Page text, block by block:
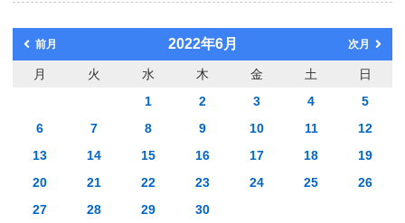
前月 2022年6月 次月
月 火 水 木 金 土
日
1
2 3 4
5
6
7 8 9 10 11
12
13
14 15 16 17 18
19
20
21 22 23 24 25
26
27
28 29 30